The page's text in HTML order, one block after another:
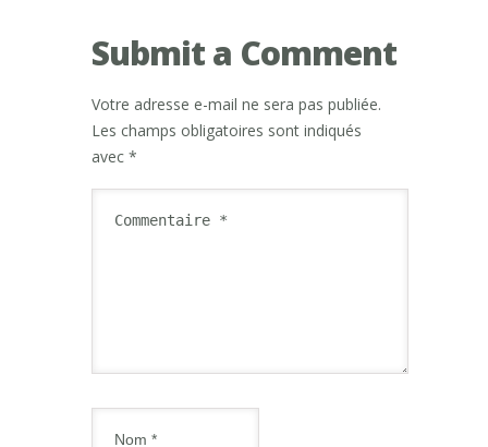
Submit a Comment
Votre adresse e-mail ne sera pas publiée.
Les champs obligatoires sont indiqués
avec *